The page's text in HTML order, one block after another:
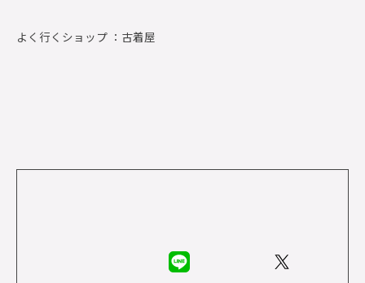
よく行くショップ ： 古着屋